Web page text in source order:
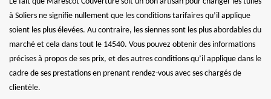
à Soliers ne signifie nullement que les conditions tarifaires qu’il applique
soient les plus élevées. Au contraire, les siennes sont les plus abordables du
marché et cela dans tout le 14540. Vous pouvez obtenir des informations
précises à propos de ses prix, et des autres conditions qu’il applique dans le
cadre de ses prestations en prenant rendez-vous avec ses chargés de
clientèle.